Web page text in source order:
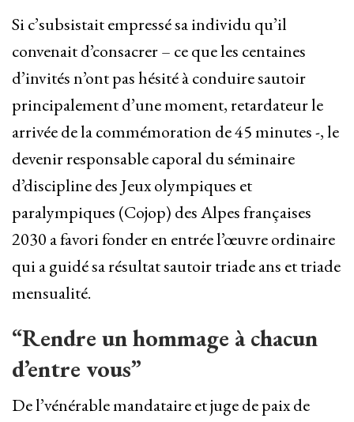
Si c’subsistait empressé sa individu qu’il
convenait d’consacrer – ce que les centaines
d’invités n’ont pas hésité à conduire sautoir
principalement d’une moment, retardateur le
arrivée de la commémoration de 45 minutes -, le
devenir responsable caporal du séminaire
d’discipline des Jeux olympiques et
paralympiques (Cojop) des Alpes françaises
2030 a favori fonder en entrée l’œuvre ordinaire
qui a guidé sa résultat sautoir triade ans et triade
mensualité.
“Rendre un hommage à chacun
d’entre vous”
De l’vénérable mandataire et juge de paix de